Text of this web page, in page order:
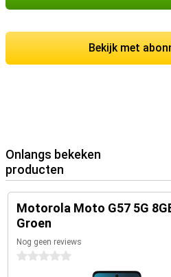
Bekijk met
Onlangs bekeken
producten
Motorola Moto G57 5G
Groen
Nog geen reviews
0 sterren